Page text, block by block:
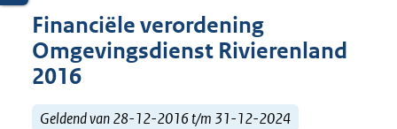
Financiële verordening
Omgevingsdienst Rivierenland
2016
Geldend van 28-12-2016 t/m 31-12-2024